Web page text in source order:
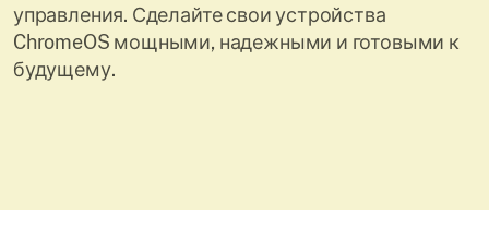
управления. Сделайте свои устройства
ChromeOS мощными, надежными и готовыми к
будущему.